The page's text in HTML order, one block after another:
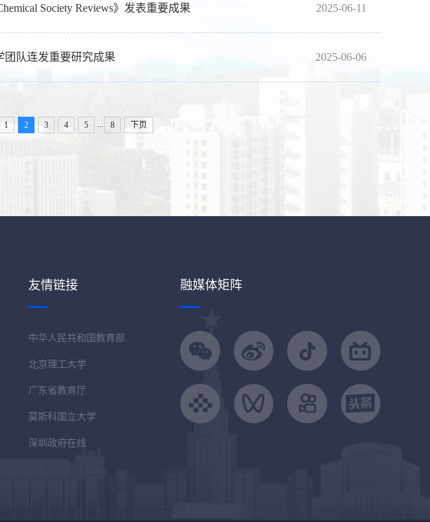
Society Reviews》发表重要成果 2025-06-11
队连发重要研究成果 2025-06-06
1 2 3 4 5 8 下页
友情链接
中华人民共和国教育部
北京理工大学
广东省教育厅
莫斯科国立大学
深圳政府在线
融媒体矩阵